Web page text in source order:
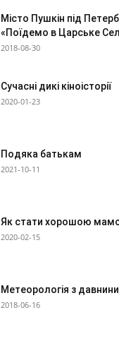
Місто Пушкін під
«Поїдемо в Царське
2018-08-30
Сучасні дикі кіноісторії
2020-01-23
Подяка батькам
2021-10-11
Як стати хорошою
2020-02-15
Метеорологія з
2018-06-16